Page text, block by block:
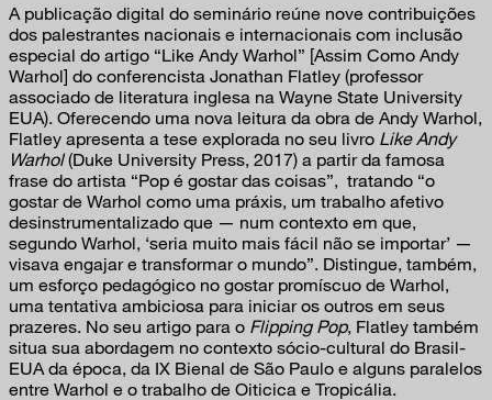
A publicação digital do seminário reúne nove contribuições
dos palestrantes nacionais e internacionais com inclusão
especial do artigo “Like Andy Warhol” [Assim Como Andy
Warhol] do conferencista Jonathan Flatley (professor
associado de literatura inglesa na Wayne State University
EUA). Oferecendo uma nova leitura da obra de Andy Warhol,
Flatley apresenta a tese explorada no seu livro Like Andy
Warhol(Duke University Press, 2017) a partir da famosa
frase do artista “Pop é gostar das coisas”, tratando “o
gostar de Warhol como uma práxis, um trabalho afetivo
desinstrumentalizado que — num contexto em que,
segundo Warhol, ‘seria muito mais fácil não se importar’ —
visava engajar e transformar o mundo”. Distingue, também,
um esforço pedagógico no gostar promíscuo de Warhol,
uma tentativa ambiciosa para iniciar os outros em seus
prazeres. No seu artigo para o Flipping Pop, Flatley também
situa sua abordagem no contexto sócio-cultural do Brasil-
EUA da época, da IX Bienal de São Paulo e alguns paralelos
entre Warhol e o trabalho de Oiticica e Tropicália.